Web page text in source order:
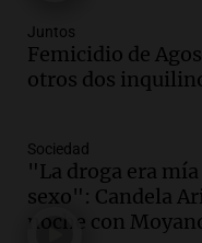
Panorama Federal
Episodios
Audio.La
en un
Panorama Federal
Episodios
Audio.
Juntos
Femicidio de
otros dos
Sociedad
"La droga era
sexo": Candela
noche con